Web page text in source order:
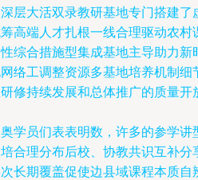
层大活双录教研基地专门搭建
高端人才扎根一线合理驱动农
综合措施型集成基地主导助力
络工调整资源多基地培养机制
修持续发展和总体推广的质量
学员们表表明数，许多的参学
合理分布后校、协教共识互补
长期覆盖促使边县域课程本质